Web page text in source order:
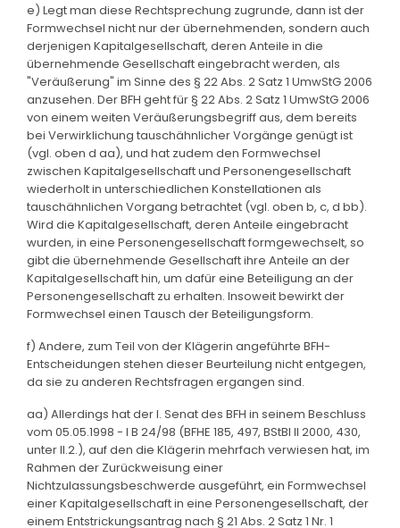
e) Legt man diese Rechtsprechung zugrunde, dann ist der
Formwechsel nicht nur der übernehmenden, sondern auch
derjenigen Kapitalgesellschaft, deren Anteile in die
übernehmende Gesellschaft eingebracht werden, als
"Veräußerung" im Sinne des § 22 Abs. 2 Satz 1 UmwStG 2006
anzusehen. Der BFH geht für § 22 Abs. 2 Satz 1 UmwStG 2006
von einem weiten Veräußerungsbegriff aus, dem bereits
bei Verwirklichung tauschähnlicher Vorgänge genügt ist
(vgl. oben d aa), und hat zudem den Formwechsel
zwischen Kapitalgesellschaft und Personengesellschaft
wiederholt in unterschiedlichen Konstellationen als
tauschähnlichen Vorgang betrachtet (vgl. oben b, c, d bb).
Wird die Kapitalgesellschaft, deren Anteile eingebracht
wurden, in eine Personengesellschaft formgewechselt, so
gibt die übernehmende Gesellschaft ihre Anteile an der
Kapitalgesellschaft hin, um dafür eine Beteiligung an der
Personengesellschaft zu erhalten. Insoweit bewirkt der
Formwechsel einen Tausch der Beteiligungsform.
f) Andere, zum Teil von der Klägerin angeführte BFH-
Entscheidungen stehen dieser Beurteilung nicht entgegen,
da sie zu anderen Rechtsfragen ergangen sind.
aa) Allerdings hat der I. Senat des BFH in seinem Beschluss
vom 05.05.1998 - I B 24/98 (BFHE 185, 497, BStBl II 2000, 430,
unter II.2.), auf den die Klägerin mehrfach verwiesen hat, im
Rahmen der Zurückweisung einer
Nichtzulassungsbeschwerde ausgeführt, ein Formwechsel
einer Kapitalgesellschaft in eine Personengesellschaft, der
einem Entstrickungsantrag nach § 21 Abs. 2 Satz 1 Nr. 1